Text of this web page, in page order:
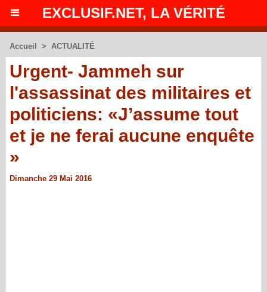
EXCLUSIF.NET, LA VÉRITÉ
Accueil > ACTUALITÉ
Urgent- Jammeh sur
l'assassinat des militaires et
politiciens: «J’assume tout
et je ne ferai aucune enquête
»
Dimanche 29 Mai 2016